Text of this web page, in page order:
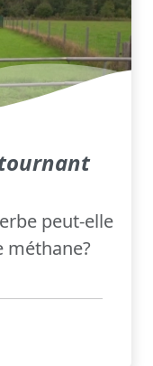
peut-elle
méthane?